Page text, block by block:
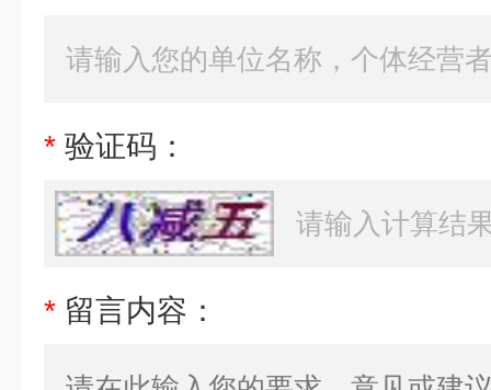
* 验证码：
* 留言内容：